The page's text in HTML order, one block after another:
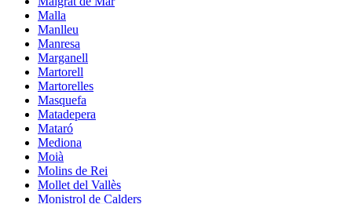
Malla
Manlleu
Manresa
Marganell
Martorell
Martorelles
Masquefa
Matadepera
Mataró
Mediona
Moià
Molins de Rei
Mollet del Vallès
Monistrol de Calders